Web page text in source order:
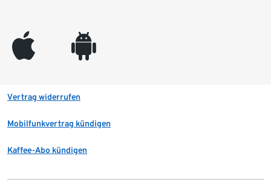
appleinc android
Vertrag widerrufen
Mobilfunkvertrag kündigen
Kaffee-Abo kündigen